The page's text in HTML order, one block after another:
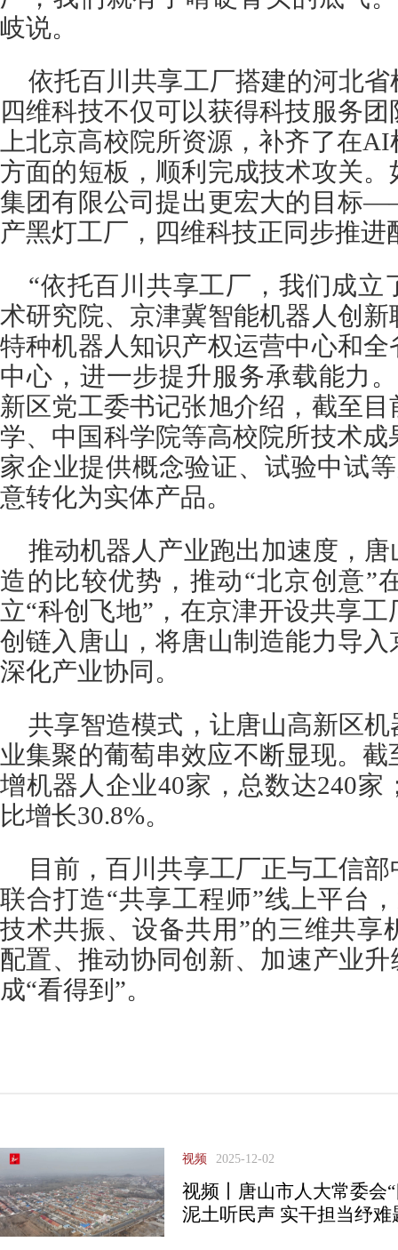
岐说。
依托百川共享工厂搭建的河北
四维科技不仅可以获得科技服务
上北京高校院所资源，补齐了在
方面的短板，顺利完成技术攻关
集团有限公司提出更宏大的目标
产黑灯工厂，四维科技正同步推进
“依托百川共享工厂，我们成立
术研究院、京津冀智能机器人创
特种机器人知识产权运营中心和
中心，进一步提升服务承载能力
新区党工委书记张旭介绍，截至
学、中国科学院等高校院所技术成
家企业提供概念验证、试验中试
意转化为实体产品。
推动机器人产业跑出加速度，
造的比较优势，推动“北京创意”
立“科创飞地”，在京津开设共享
创链入唐山，将唐山制造能力导
深化产业协同。
共享智造模式，让唐山高新区
业集聚的葡萄串效应不断显现。
增机器人企业40家，总数达240家
比增长30.8%。
目前，百川共享工厂正与工信
联合打造“共享工程师”线上平台
技术共振、设备共用”的三维共享
配置、推动协同创新、加速产业
成“看得到”。
视频 2025-12-02
视频丨唐山市人大常委会
泥土听民声 实干担当纾难